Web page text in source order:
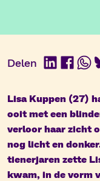
Delen
LinkedIn
Lisa Kuppen (27)
ooit met een
verloor haar zicht
nog licht en
tienerjaren zette
kwam, in de vorm